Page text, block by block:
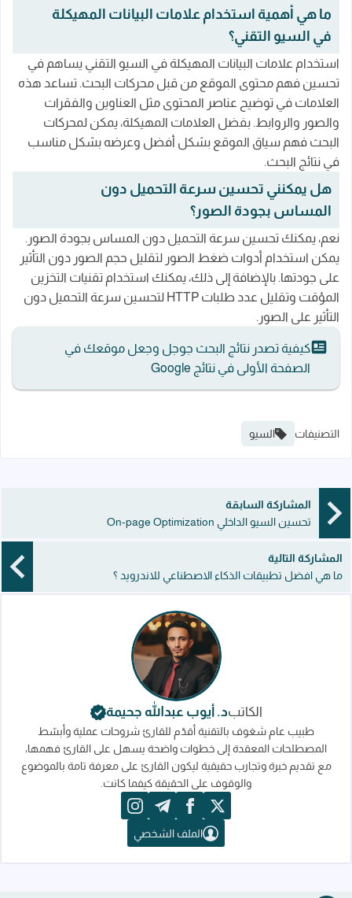
ما هي أهمية استخدام علامات البيانات المهيكلة
في السيو التقني؟
استخدام علامات البيانات المهيكلة في السيو التقني يساهم في
تحسين فهم محتوى الموقع من قبل محركات البحث. تساعد هذه
العلامات في توضيح عناصر المحتوى مثل العناوين والفقرات
والصور والروابط. بفضل العلامات المهيكلة، يمكن لمحركات
البحث فهم سياق الموقع بشكل أفضل وعرضه بشكل مناسب
في نتائج البحث.
هل يمكنني تحسين سرعة التحميل دون
المساس بجودة الصور؟
نعم، يمكنك تحسين سرعة التحميل دون المساس بجودة الصور.
يمكن استخدام أدوات ضغط الصور لتقليل حجم الصور دون التأثير
على جودتها. بالإضافة إلى ذلك، يمكنك استخدام تقنيات التخزين
المؤقت وتقليل عدد طلبات HTTP لتحسين سرعة التحميل دون
التأثير على الصور.
كيفية تصدر نتائج البحث جوجل وجعل موقعك في
الصفحة الأولى في نتائج Google
التصنيفات السيو
المشاركة السابقة
تحسين السيو الداخلي On-page Optimization
المشاركة التالية
ما هي افضل تطبيقات الذكاء الاصطناعي للاندرويد ؟
الكاتبد. أيوب عبدالله جحيمة
طبيب عام شغوف بالتقنية أقدّم للقارئ شروحات عملية وأبسّط
المصطلحات المعقدة إلى خطوات واضحة يسهل على القارئ فهمها،
مع تقديم خبرة وتجارب حقيقية ليكون القارئ على معرفة تامة بالموضوع
والوقوف على الحقيقة كيفما كانت.
x
facebook
telegram
instagram
الملف الشخصي